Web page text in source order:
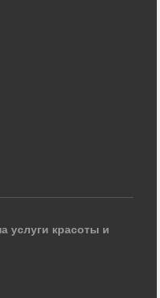
услуги красоты и